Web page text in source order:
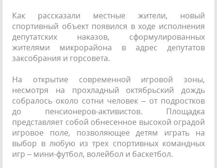
Как рассказали местные жители, новый
спортивный объект появился в ходе исполнения
депутатских наказов, сформулированных
жителями микрорайона в адрес депутатов
заксобрания и горсовета.
На открытие современной игровой зоны,
несмотря на прохладный октябрьский дождь
собралось около сотни человек – от подростков
до пенсионеров-активистов. Площадка
представляет собой обнесенное высокой оградой
игровое поле, позволяющее детям играть на
выбор в любую из трех спортивных командных
игр – мини-футбол, волейбол и баскетбол.